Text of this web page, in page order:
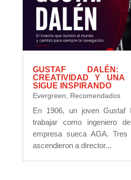
GUSTAF DALÉN:
CREATIVIDAD Y UNA
SIGUE INSPIRANDO
Evergreen Recomendados
En 1906, un joven Gustaf
trabajar como ingeniero
empresa sueca AGA.
ascendieron a director...